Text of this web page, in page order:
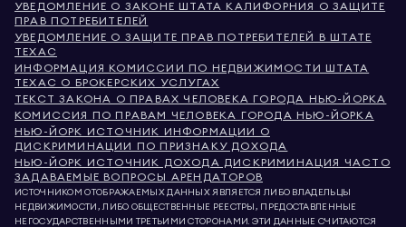
УВЕДОМЛЕНИЕ О ЗАКОНЕ ШТАТА КАЛИФОРНИЯ О ЗАЩИТЕ
ПРАВ ПОТРЕБИТЕЛЕЙ
УВЕДОМЛЕНИЕ О ЗАЩИТЕ ПРАВ ПОТРЕБИТЕЛЕЙ В ШТАТЕ
ТЕХАС
ИНФОРМАЦИЯ КОМИССИИ ПО НЕДВИЖИМОСТИ ШТАТА
ТЕХАС О БРОКЕРСКИХ УСЛУГАХ
ТЕКСТ ЗАКОНА О ПРАВАХ ЧЕЛОВЕКА ГОРОДА НЬЮ-ЙОРКА
КОМИССИЯ ПО ПРАВАМ ЧЕЛОВЕКА ГОРОДА НЬЮ-ЙОРКА
НЬЮ-ЙОРК ИСТОЧНИК ИНФОРМАЦИИ О
ДИСКРИМИНАЦИИ ПО ПРИЗНАКУ ДОХОДА
НЬЮ-ЙОРК ИСТОЧНИК ДОХОДА ДИСКРИМИНАЦИЯ ЧАСТО
ЗАДАВАЕМЫЕ ВОПРОСЫ АРЕНДАТОРОВ
ИСТОЧНИКОМ ОТОБРАЖАЕМЫХ ДАННЫХ ЯВЛЯЕТСЯ ЛИБО ВЛАДЕЛЬЦЫ
НЕДВИЖИМОСТИ, ЛИБО ОБЩЕСТВЕННЫЕ РЕЕСТРЫ, ПРЕДОСТАВЛЕННЫЕ
НЕГОСУДАРСТВЕННЫМИ ТРЕТЬИМИ СТОРОНАМИ. ЭТИ ДАННЫЕ СЧИТАЮТСЯ